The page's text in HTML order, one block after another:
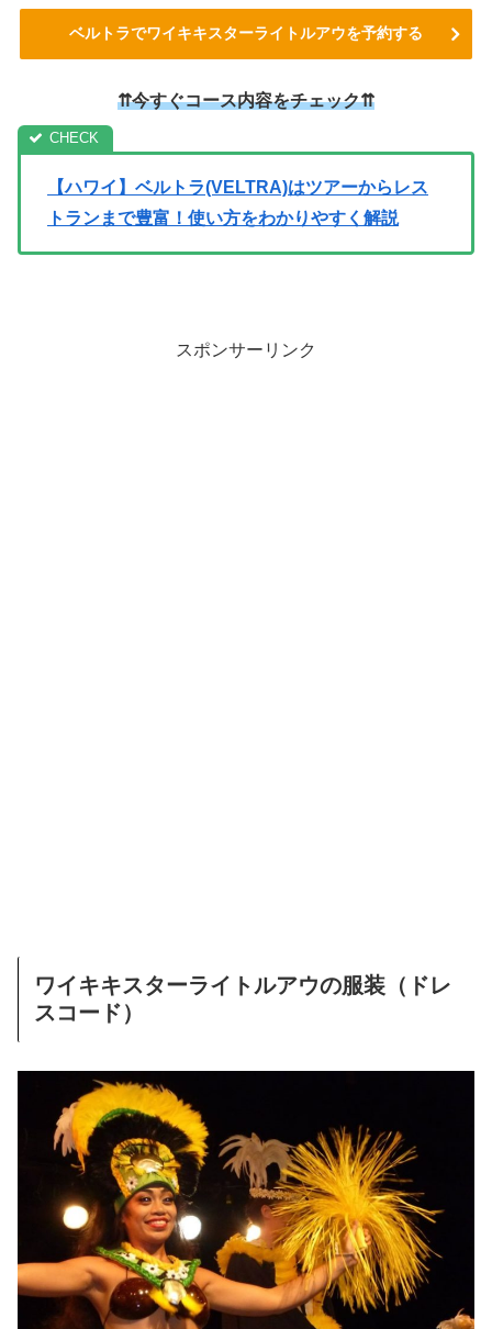
ベルトラでワイキキスターライトルアウを予約する
⇈今すぐコース内容をチェック⇈
【ハワイ】ベルトラ(VELTRA)はツアーからレス
トランまで豊富！使い方をわかりやすく解説
スポンサーリンク
ワイキキスターライトルアウの服装（ドレ
スコード）